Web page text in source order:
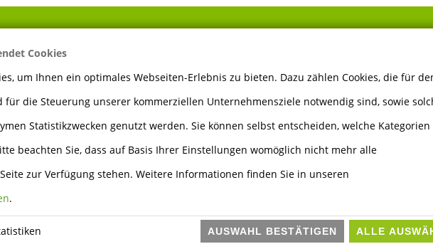
Cookies
um Ihnen ein optimales Webseiten-Erlebnis zu bieten. Dazu zählen Cookies, die für
für die Steuerung unserer kommerziellen Unternehmensziele notwendig sind, sowie
Statistikzwecken genutzt werden. Sie können selbst entscheiden, welche Kategorien
beachten Sie, dass auf Basis Ihrer Einstellungen womöglich nicht mehr alle
zur Verfügung stehen. Weitere Informationen finden Sie in unseren
.
AUSWAHL BESTÄTIGEN ALLE
Montag bis Freitag
7.30 - 12.00 Uhr
Samstag